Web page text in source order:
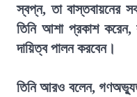
স্বপ্ন, তা বাস্তবায়নের
তিনি আশা প্রকাশ করেন,
দায়িত্ব পালন করবেন।
তিনি আরও বলেন,